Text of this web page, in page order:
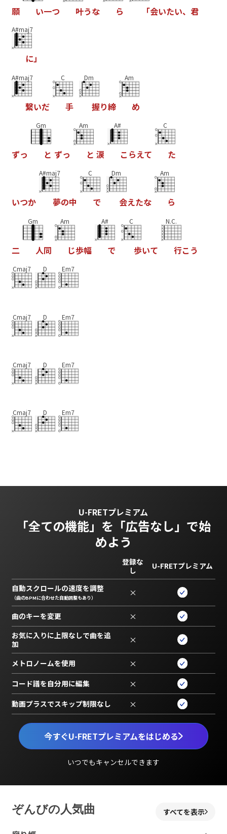
願 い一つ 叶うな ら 「会いたい、 君
A#maj7
に」
A#maj7
繋いだ
C
手
Dm
握り締
Am
め
ずっ
Gm
と ずっ
Am
と 涙
A#
こ らえて
C
た
いつか
A#maj7
夢の中
C
で
Dm
会えたな
Am
ら
二
Gm
人同
Am
じ歩幅
A#
で
C
歩いて
N.C.
行こ う
Cmaj7 D Em7
Cmaj7 D Em7
Cmaj7 D Em7
Cmaj7 D Em7
U-FRETプレミアム
「全ての機能」を 「広告なし」で始
めよう
今すぐU-FRETプレミアムをはじめる
いつでもキャンセルできます
登録な
し
U-FRETプレミアム
自動スクロールの速度を調整
（曲のBPMに合わせた自動調整もあり） ×
曲のキーを変更 ×
お気に入りに上限なしで曲を追
加
×
メトロノームを使用 ×
コード譜を自分用に編集 ×
動画プラスでスキップ制限なし ×
ぞんびの人気曲 すべてを表示